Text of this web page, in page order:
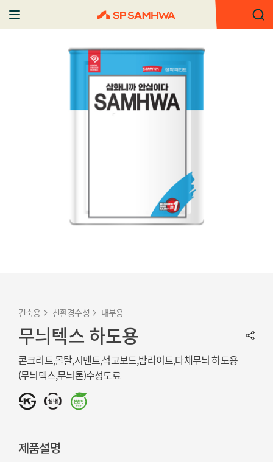
건축용 친환경수성 내부용
무늬텍스 하도용
콘크리트,몰탈,시멘트,석고보드,밤라이트,다채무늬 하도용
(무늬텍스,무늬톤)수성도료
제품설명